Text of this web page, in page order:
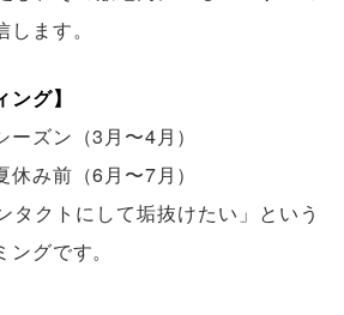
ます。
ング】
ーズン（3月〜4月）
休み前（6月〜7月）
タクトにして垢抜けたい」という
グです。